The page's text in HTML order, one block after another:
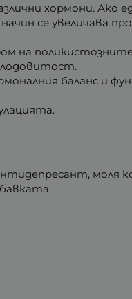
хормони. Ако
се увеличава
на поликистозните
баланс и
моля